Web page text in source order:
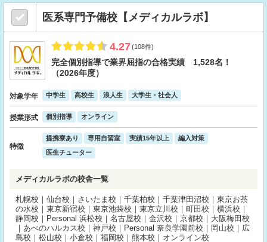
医系専門予備校【メディカルラボ】
4.27(108件)
完全個別指導で業界屈指の合格実績 1,528名！
（2026年度）
対象学年 中学生 高校生 浪人生 大学生・社会人
授業形式 個別指導 オンライン
特徴
提携寮あり 専用自習室 実績15年以上
編入対策
医生チューター
メディカルラボの校舎一覧
札幌校｜仙台校｜さいたま校｜千葉柏校｜千葉津田沼校｜東京お茶
の水校｜東京新宿校｜東京池袋校｜東京立川校｜町田校｜横浜校｜
静岡校｜Personal 浜松校｜名古屋校｜金沢校｜京都校｜大阪梅田校
｜あべのハルカス校｜神戸校｜Personal 奈良学園前校｜岡山校｜広
島校｜松山校｜小倉校｜福岡校｜熊本校｜オンライン校